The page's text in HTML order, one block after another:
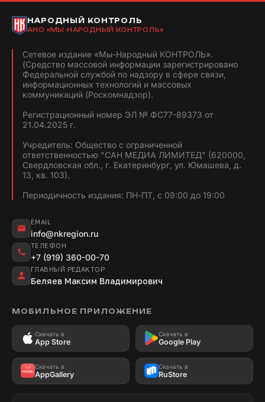
НАРОДНЫЙ КОНТРОЛЬ
АНО «МЫ-НАРОДНЫЙ КОНТРОЛЬ»
Сетевое издание «Мы-Народный КОНТРОЛЬ».
(Средство массовой информации зарегистрировано
Федеральной службой по надзору в сфере связи,
информационных технологий и массовых
коммуникаций (Роскомнадзор).
Регистрационный номер ЭЛ № ФС77-89373 от
21.04.2025 г.
Учредитель: Общество с ограниченной
ответственностью "САН МЕДИА ЛИМИТЕД" (620000,
Свердловская обл., г. Екатеринбург, ул. Юмашева, д.
13, кв. 103).
Периодичность издания: ПН-ПТ, с 09:00 до 19:00
EMAIL
info@nkregion.ru
ТЕЛЕФОН
+7 (919) 360-00-70
ГЛАВНЫЙ РЕДАКТОР
Беляев Максим Владимирович
МОБИЛЬНОЕ ПРИЛОЖЕНИЕ
Скачать в
App Store
Скачать в
Google Play
Скачать в
AppGallery
Скачать в
RuStore